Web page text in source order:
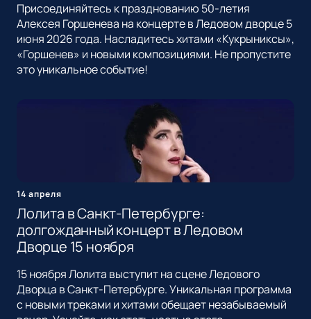
Присоединяйтесь к празднованию 50-летия
Алексея Горшенева на концерте в Ледовом дворце 5
июня 2026 года. Насладитесь хитами «Кукрыниксы»,
«Горшенев» и новыми композициями. Не пропустите
это уникальное событие!
14 апреля
Лолита в Санкт-Петербурге:
долгожданный концерт в Ледовом
Дворце 15 ноября
15 ноября Лолита выступит на сцене Ледового
Дворца в Санкт-Петербурге. Уникальная программа
с новыми треками и хитами обещает незабываемый